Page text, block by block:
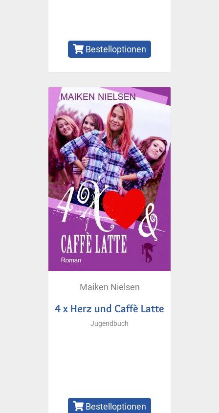
Bestelloptionen
Maiken Nielsen
4 x Herz und Caffè Latte
Jugendbuch
Bestelloptionen